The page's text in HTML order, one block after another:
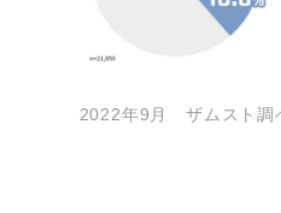
2022年9月 ザムスト調